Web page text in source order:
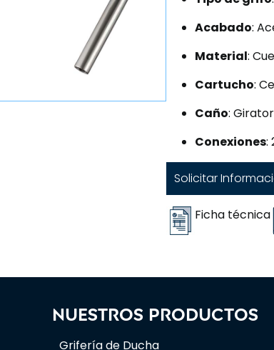
Acabado:
Material:
Cartucho:
Caño:
Conexiones:
Solicitar
Ficha técnica
Nuestros productos
Grifería de Ducha